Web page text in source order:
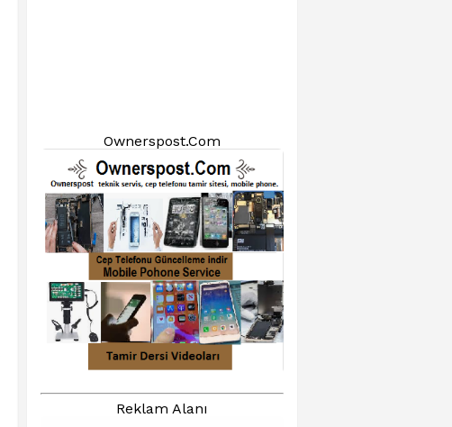
Ownerspost.Com
Reklam Alanı